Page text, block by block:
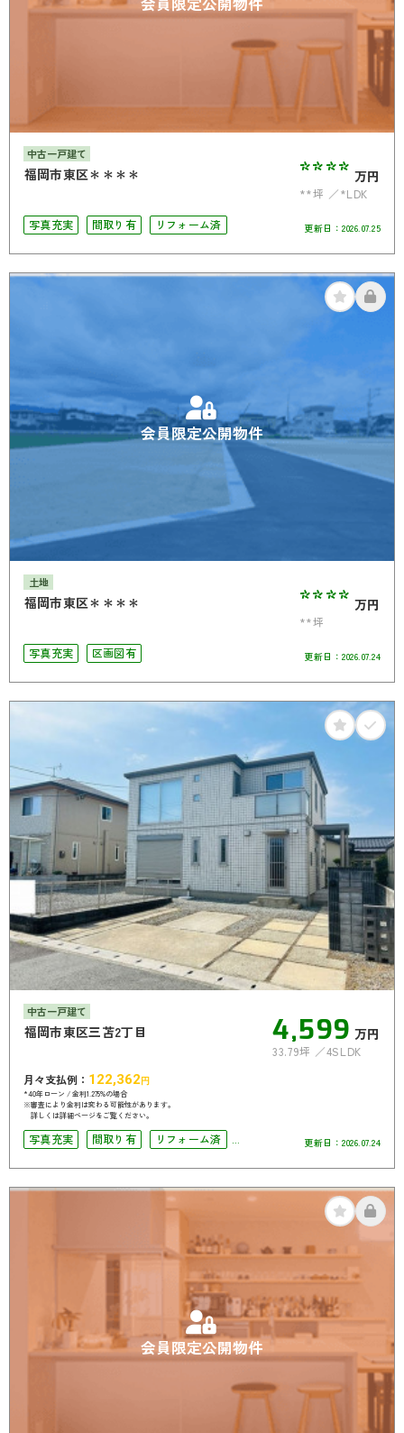
中古一戸建て
福岡市東区＊＊＊＊ **** 万円
**坪
*LDK
写真充実
間取り有 リフォーム済 更新日： 2026.07.25
会員限定公開物件
土地
福岡市東区＊＊＊＊ **** 万円
**坪
写真充実
区画図有 更新日： 2026.07.24
中古一戸建て
福岡市東区三苫2丁目 4,599 万円
33.79坪
4SLDK
月々支払例： 122,362 円
*40年ローン / 金利1.275%の場合
※審査により金利は変わる可能性があります。
詳しくは詳細ページをご覧ください。
写真充実 間取り有
リフォーム済
更新日： 2026.07.24
会員限定公開物件